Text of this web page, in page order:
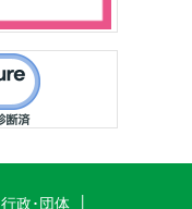
行政･団体